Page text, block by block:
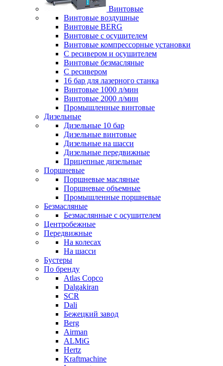
Винтовые
Винтовые воздушные
Винтовые BERG
Винтовые с осушителем
Винтовые компрессорные установки
C ресивером и осушителем
Винтовые безмасляные
C ресивером
16 бар для лазерного станка
Винтовые 1000 л/мин
Винтовые 2000 л/мин
Промышленные винтовые
Дизельные
Дизельные 10 бар
Дизельные винтовые
Дизельные на шасси
Дизельные передвижные
Прицепные дизельные
Поршневые
Поршневые масляные
Поршневые объемные
Промышленные поршневые
Безмасляные
Безмаслянные с осушителем
Центробежные
Передвижные
На колесах
На шасси
Бустеры
По бренду
Atlas Copco
Dalgakiran
SCR
Dali
Бежецкий завод
Berg
Airman
ALMiG
Hertz
Kraftmachine